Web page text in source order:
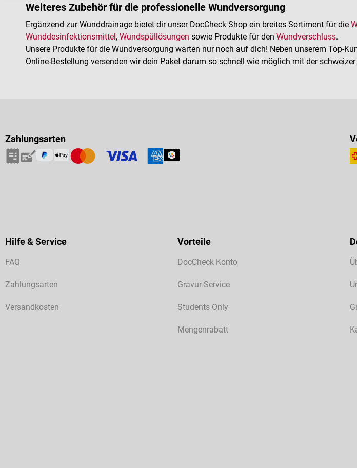
Weiteres Zubehör für die professionelle Wundversorgung
Ergänzend zur Wunddrainage bietet dir unser DocCheck Shop ein breites Sortiment für die
Wunddesinfektionsmittel, Wundspüllösungen sowie Produkte für den Wundverschluss.
Unsere Produkte für die Wundversorgung warten nur noch auf dich! Neben unserem Top-
Online-Bestellung versenden wir dein Paket darum so schnell wie möglich mit der
Zahlungsarten
Hilfe & Service
FAQ
Zahlungsarten
Versandkosten
Vorteile
DocCheck Konto
Gravur-Service
Students Only
Mengenrabatt